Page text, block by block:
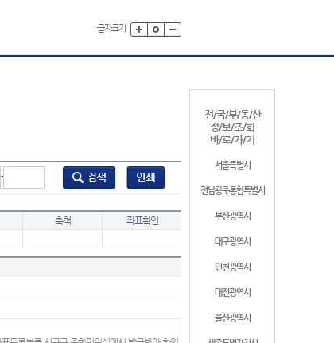
글자크기
전/국/부/동/산
정/보/조/회
바/로/가/기
서울특별시
전남광주통합특별시
부산광역시
대구광역시
인천광역시
대전광역시
울산광역시
-
축척 좌표확인